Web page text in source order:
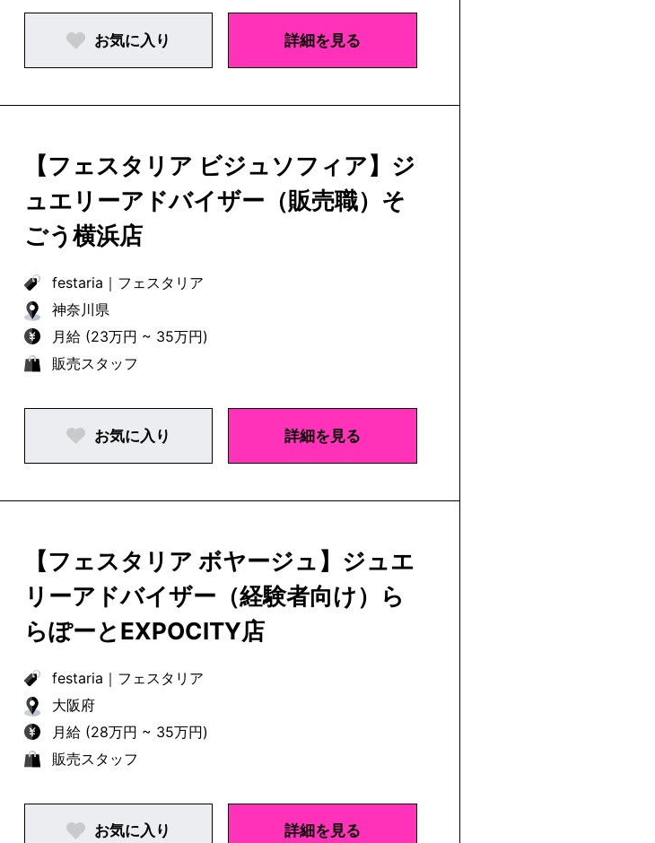
お気に入り 詳細を見る
【フェスタリア ビジュソフィア】ジ
ュエリーアドバイザー（販売職）そ
ごう横浜店
festaria ｜ フェスタリア
神奈川県
月給 (23万円 ~ 35万円)
販売スタッフ
お気に入り 詳細を見る
【フェスタリア ボヤージュ】ジュエ
リーアドバイザー（経験者向け）ら
らぽーとEXPOCITY店
festaria ｜ フェスタリア
大阪府
月給 (28万円 ~ 35万円)
販売スタッフ
お気に入り 詳細を見る